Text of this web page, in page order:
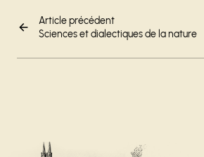
Article précédent
Sciences et dialectiques de la nature